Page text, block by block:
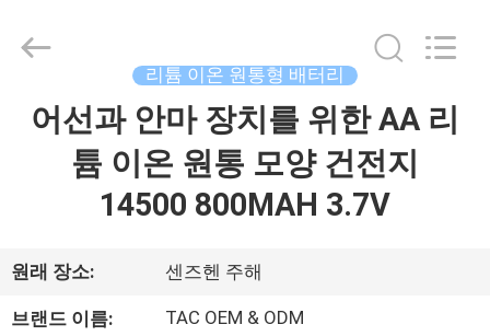
동
2011
Sunland
리튬 이온 원통형 배터리
어선과 안마 장치를 위한 AA 리
튬 이온 원통 모양 건전지
14500 800MAH 3.7V
원래 장소: 센즈헨 주해
브랜드 이름: TAC OEM & ODM